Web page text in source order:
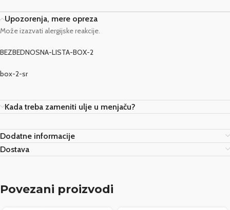
Upozorenja, mere opreza
Može izazvati alergijske reakcije.
BEZBEDNOSNA-LISTA-BOX-2
box-2-sr
Kada treba zameniti ulje u menjaču?
Dodatne informacije
Dostava
Povezani proizvodi